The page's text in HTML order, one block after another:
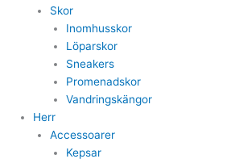
Skor
Inomhusskor
Löparskor
Sneakers
Promenadskor
Vandringskängor
Herr
Accessoarer
Kepsar